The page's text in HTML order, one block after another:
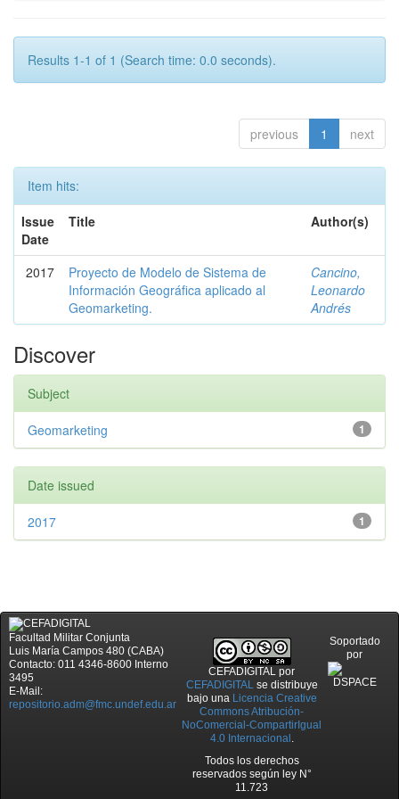
Results 1-1 of 1 (Search time: 0.0 seconds).
previous 1 next
Item hits:
Issue
Date
Title Author(s)
2017
Proyecto de Modelo de Sistema de
Información Geográfica aplicado al
Geomarketing.
Cancino,
Leonardo
Andrés
Discover
Subject
1
Geomarketing
Date issued
1
2017
Facultad Militar Conjunta
Luis María Campos 480 (CABA)
Contacto: 011 4346-8600 Interno
3495
E-Mail:
repositorio.adm@fmc.undef.edu.ar
CEFADIGITAL por
CEFADIGITALse distribuye
bajo una Licencia Creative
Commons Atribución-
NoComercial-CompartirIgual
4.0 Internacional .
Todos los derechos
reservados según ley N°
11.723
Soportado
por